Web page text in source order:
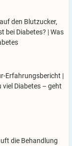
den Blutzucker,
bei Diabetes? |Was
Erfahrungsbericht |
viel Diabetes – geht
die Behandlung